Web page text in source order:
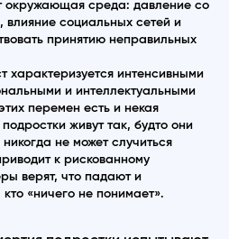
окружающая среда: давление со
влияние социальных сетей и
принятию неправильных
характеризуется интенсивными
и интеллектуальными
перемен есть и некая
живут так, будто они
не может случиться
к рискованному
верят, что падают и
«ничего не понимает».